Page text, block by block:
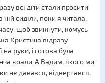
всі діти стали просити
сиділи, поки я читала.
щоб звикнути, комусь
Христина відразу
на руки, і готова була
коали. А Вадим, якого ми
не давався, відвертався,